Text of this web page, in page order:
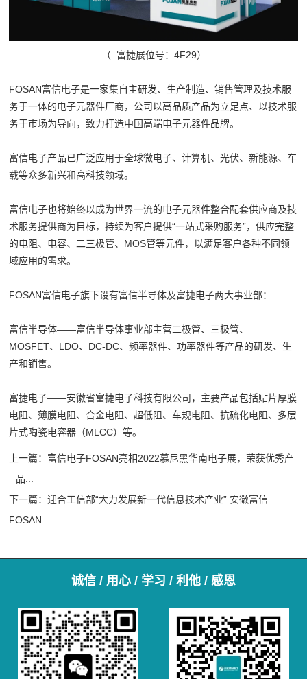
（ 富捷展位号：4F29）
FOSAN富信电子是一家集自主研发、生产制造、销售管理及技术服
务于一体的电子元器件厂商，公司以高品质产品为立足点、以技术服
务于市场为导向，致力打造中国高端电子元器件品牌。
富信电子产品已广泛应用于全球微电子、计算机、光伏、新能源、车
载等众多新兴和高科技领域。
富信电子也将始终以成为世界一流的电子元器件整合配套供应商及技
术服务提供商为目标，持续为客户提供“一站式采购服务”，供应完整
的电阻、电容、二三极管、MOS管等元件，以满足客户各种不同领
域应用的需求。
FOSAN富信电子旗下设有富信半导体及富捷电子两大事业部：
富信半导体——富信半导体事业部主营二极管、三极管、
MOSFET、LDO、DC-DC、频率器件、功率器件等产品的研发、生
产和销售。
富捷电子——安徽省富捷电子科技有限公司，主要产品包括贴片厚膜
电阻、薄膜电阻、合金电阻、超低阻、车规电阻、抗硫化电阻、多层
片式陶瓷电容器（MLCC）等。
上一篇： 富信电子FOSAN亮相2022慕尼黑华南电子展，荣获优秀产
品...
下一篇：迎合工信部“大力发展新一代信息技术产业” 安徽富信
FOSAN...
诚信 / 用心 / 学习 / 利他 / 感恩